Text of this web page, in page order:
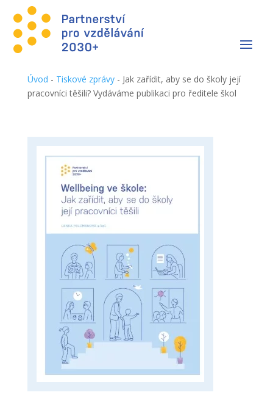
Úvod - Tiskové zprávy- Jak zařídit, aby se do školy její
pracovníci těšili? Vydáváme publikaci pro ředitele škol